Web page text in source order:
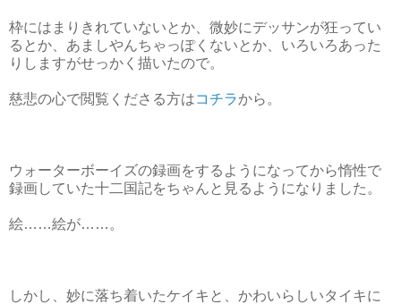
枠にはまりきれていないとか、微妙にデッサンが狂ってい
るとか、あましやんちゃっぽくないとか、いろいろあった
りしますがせっかく描いたので。
慈悲の心で閲覧くださる方はコチラから。
ウォーターボーイズの録画をするようになってから惰性で
録画していた十二国記をちゃんと見るようになりました。
絵……絵が……。
しかし、妙に落ち着いたケイキと、かわいらしいタイキに